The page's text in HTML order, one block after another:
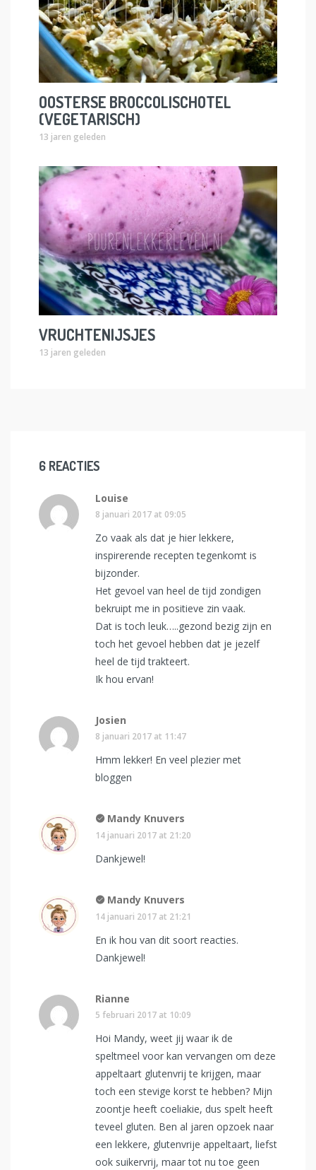
OOSTERSE BROCCOLISCHOTEL
(VEGETARISCH)
13 jaren geleden
VRUCHTENIJSJES
13 jaren geleden
6 REACTIES
Louise
8 januari 2017 at 09:05
Zo vaak als dat je hier lekkere,
inspirerende recepten tegenkomt is
bijzonder.
Het gevoel van heel de tijd zondigen
bekruipt me in positieve zin vaak.
Dat is toch leuk…..gezond bezig zijn en
toch het gevoel hebben dat je jezelf
heel de tijd trakteert.
Ik hou ervan!
Josien
8 januari 2017 at 11:47
Hmm lekker! En veel plezier met
bloggen
Mandy Knuvers
14 januari 2017 at 21:20
Dankjewel!
Mandy Knuvers
14 januari 2017 at 21:21
En ik hou van dit soort reacties.
Dankjewel!
Rianne
5 februari 2017 at 10:09
Hoi Mandy, weet jij waar ik de
speltmeel voor kan vervangen om deze
appeltaart glutenvrij te krijgen, maar
toch een stevige korst te hebben? Mijn
zoontje heeft coeliakie, dus spelt heeft
teveel gluten. Ben al jaren opzoek naar
een lekkere, glutenvrije appeltaart, liefst
ook suikervrij, maar tot nu toe geen